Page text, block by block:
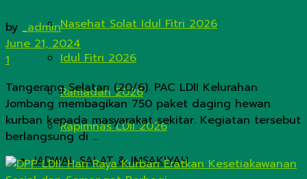
Nasehat Solat Idul Fitri 2026
Idul Fitri 2026
Ramadan 2026
Rapimnas LDII 2026
JADWAL SALAT & IMSAKIYAH
by _admin
June 21, 2024
1
Tangerang Selatan (20/6). PAC LDII Kelurahan
Jombang membagikan 750 paket daging hewan
kurban kepada masyarakat sekitar. Kegiatan tersebut
berlangsung di ...